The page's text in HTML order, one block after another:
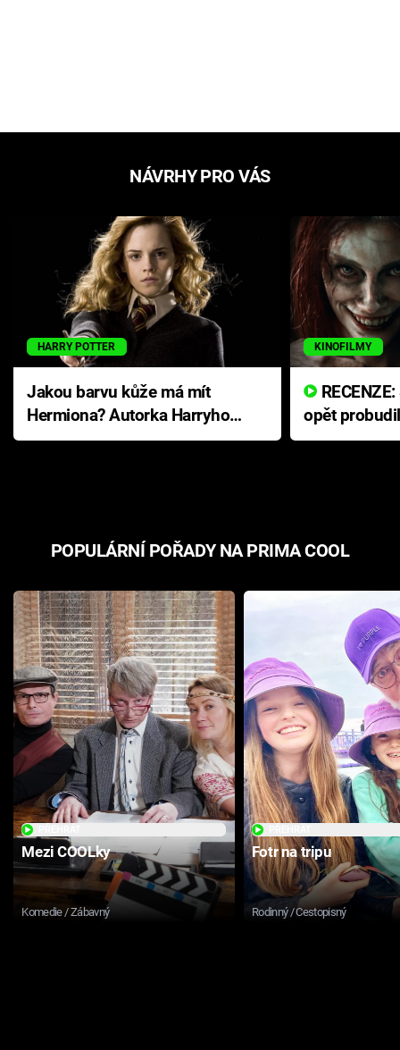
NÁVRHY PRO VÁS
HARRY POTTER
Jakou barvu kůže má mít
Hermiona? Autorka Harryho
Pottera přišla s ráznou
KINOFILMY
opět
přichází s
POPULÁRNÍ POŘADY NA PRIMA COOL
Mezi COOLky
Komedie / Zábavný
Fotr na tripu
Rodinný / Cestopisný